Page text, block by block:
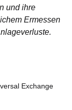
und ihre
Ermessen
Exchange